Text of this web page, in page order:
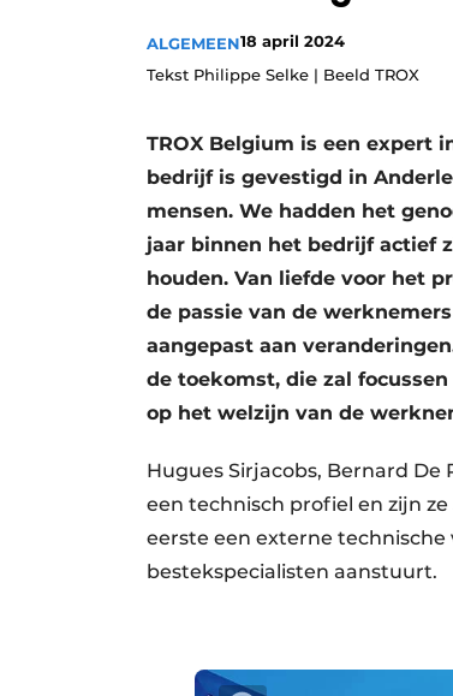
Vacatures
Aanmelden
Bedrijven
Contact
ALGEMEEN18 april 2024
Tekst Philippe Selke | Beeld TROX
TROX Belgium is een expert
bedrijf is gevestigd in
mensen. We hadden het
jaar binnen het bedrijf actief
houden. Van liefde voor het
de passie van de
aangepast aan
de toekomst, die zal
op het welzijn van de
Hugues Sirjacobs, Bernard
een technisch profiel en zijn
eerste een externe
bestekspecialisten aanstuurt.